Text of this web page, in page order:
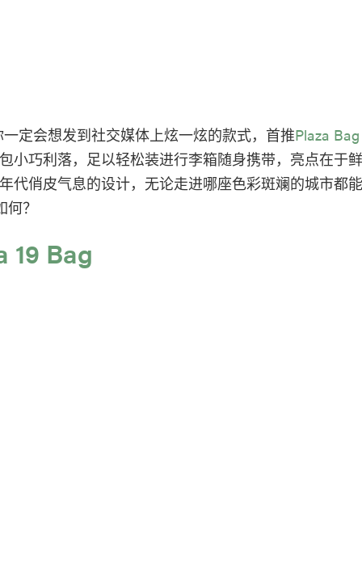
定会想发到社交媒体上炫一炫的款式，首推Plaza
小巧利落，足以轻松装进行李箱随身携带，亮点在于
代俏皮气息的设计，无论走进哪座色彩斑斓的城市都
？
19 Bag